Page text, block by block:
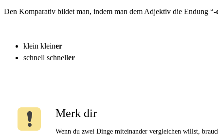
Den Komparativ bildet man, indem man dem Adjektiv die Endung “-
klein kleiner
schnell schneller
Merk dir
Wenn du zwei Dinge miteinander vergleichen willst,